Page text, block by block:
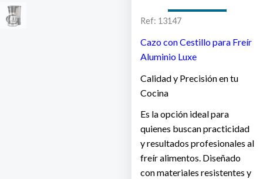
Ref: 13147
Cazo con Cestillo para Freír
Aluminio Luxe
Calidad y Precisión en tu
Cocina
Es la opción ideal para
quienes buscan practicidad
y resultados profesionales al
freír alimentos. Diseñado
con materiales resistentes y